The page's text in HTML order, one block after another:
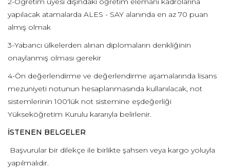
yapılacak atamalarda ALES - SAY alanında en az 70 puan
almış olmak
3-Yabancı ülkelerden alınan diplomaların denkliğinin
onaylanmış olması gerekir
4-Ön değerlendirme ve değerlendirme aşamalarında lisans
mezuniyeti notunun hesaplanmasında kullanılacak, not
sistemlerinin 100'lük not sistemine eşdeğerliği
Yükseköğretim Kurulu kararıyla belirlenir.
İSTENEN BELGELER
Başvurular bir dilekçe ile birlikte şahsen veya kargo yoluyla
yapılmalıdır.